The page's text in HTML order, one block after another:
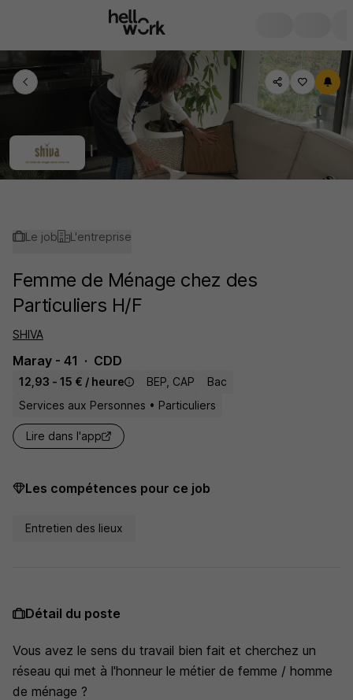
Le job L'entreprise
Femme de Ménage chez des
Particuliers H/F
SHIVA
Maray - 41 CDD
12,93 - 15 € / heure BEP, CAP
Bac
Services aux Personnes • Particuliers
Lire dans l'app
Les compétences pour ce job
Entretien des lieux
Détail du poste
Vous avez le sens du travail bien fait et cherchez un
réseau qui met à l'honneur le métier de femme / homme
de ménage ?